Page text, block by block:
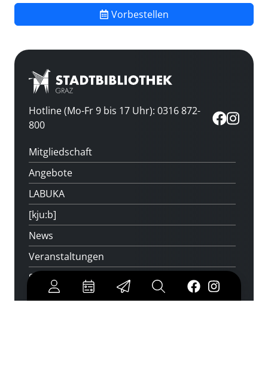
Vorbestellen
Hotline (Mo-Fr 9 bis 17 Uhr): 0316 872-
800
Mitgliedschaft
Angebote
LABUKA
[kju:b]
News
Veranstaltungen
Standorte